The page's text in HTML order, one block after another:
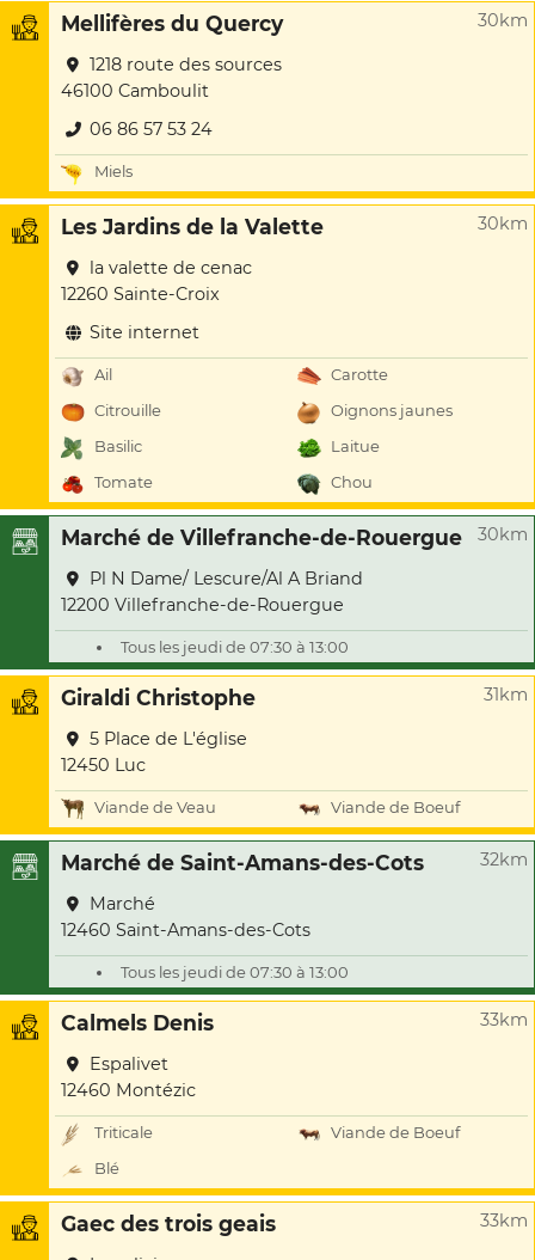
Mellifères du Quercy 30km
1218 route des sources
46100 Camboulit
06 86 57 53 24
Miels
Les Jardins de la Valette 30km
la valette de cenac
12260 Sainte-Croix
Site internet
Ail
Carotte
Citrouille
Oignons jaunes
Basilic
Laitue
Tomate
Chou
Marché de Villefranche-de-Rouergue 30km
Pl N Dame/ Lescure/Al A Briand
12200 Villefranche-de-Rouergue
Tous les jeudi de 07:30 à 13:00
Giraldi Christophe 31km
5 Place de L'église
12450 Luc
Viande de Veau Viande de Boeuf
Marché de Saint-Amans-des-Cots 32km
Marché
12460 Saint-Amans-des-Cots
Tous les jeudi de 07:30 à 13:00
Calmels Denis 33km
Espalivet
12460 Montézic
Triticale
Viande de Boeuf
Blé
Gaec des trois geais 33km